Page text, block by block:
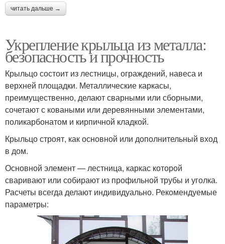
читать дальше →
Укрепление крыльца из металла:
безопасность и прочность
Крыльцо состоит из лестницы, ограждений, навеса и
верхней площадки. Металлические каркасы,
преимущественно, делают сварными или сборными,
сочетают с коваными или деревянными элементами,
поликарбонатом и кирпичной кладкой.
Крыльцо строят, как основной или дополнительный вход
в дом.
Основной элемент — лестница, каркас которой
сваривают или собирают из профильной трубы и уголка.
Расчеты всегда делают индивидуально. Рекомендуемые
параметры: